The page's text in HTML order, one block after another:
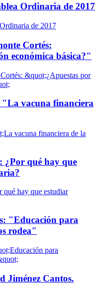
Ordinaria de 2017
Cortés:
económica básica?"
vacuna financiera
¿Por qué hay que
"Educación para
rodea"
Jiménez Cantos.